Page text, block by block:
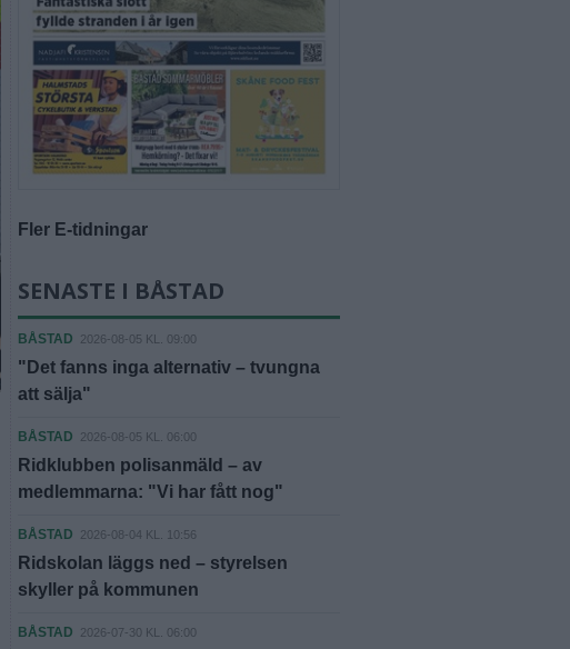
Fler E-tidningar
SENASTE I BÅSTAD
BÅSTAD 2026-08-05 KL. 09:00
"Det fanns inga alternativ – tvungna
att sälja"
BÅSTAD 2026-08-05 KL. 06:00
Ridklubben polisanmäld – av
medlemmarna: "Vi har fått nog"
BÅSTAD 2026-08-04 KL. 10:56
Ridskolan läggs ned – styrelsen
skyller på kommunen
BÅSTAD 2026-07-30 KL. 06:00